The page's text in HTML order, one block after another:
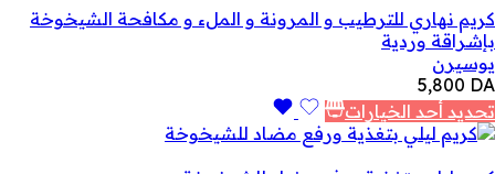
كريم نهاري للترطيب و المرونة و الملء و مكافحة الشيخوخة
بإشراقة وردية
يوسيرن
5,800 DA
تحديد أحد الخيارات